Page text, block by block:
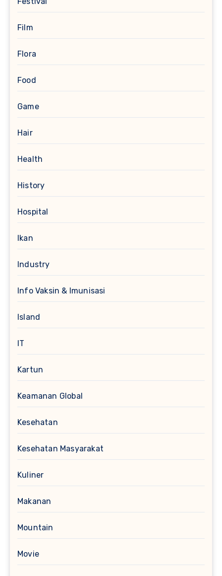
Film
Flora
Food
Game
Hair
Health
History
Hospital
Ikan
Industry
Info Vaksin & Imunisasi
Island
IT
Kartun
Keamanan Global
Kesehatan
Kesehatan Masyarakat
Kuliner
Makanan
Mountain
Movie